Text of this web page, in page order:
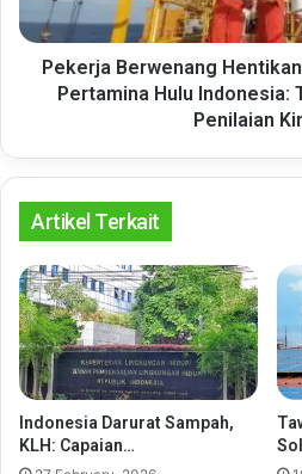
Hulu
Indonesia:
TidakPekerja Berwenang
Pertamina Hulu Indonesia:
Penilaian
Artikel Terkait
Indonesia Darurat Sampah,
KLH: Capaian…